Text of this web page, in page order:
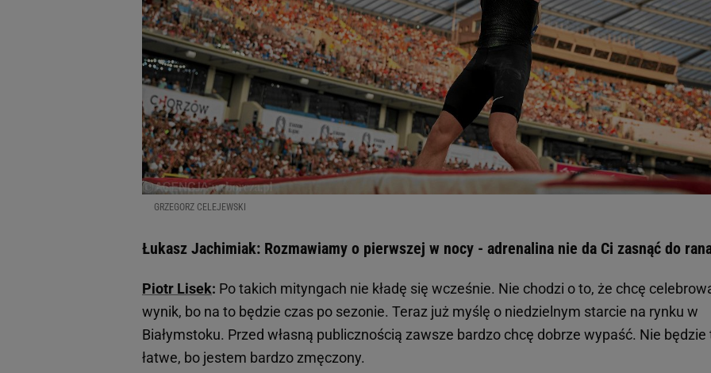
GRZEGORZ CELEJEWSKI
Łukasz Jachimiak: Rozmawiamy o pierwszej w nocy - adrenalina nie da Ci zasnąć do
Piotr Lisek: Po takich mityngach nie kładę się wcześnie. Nie chodzi o to, że chcę
wynik, bo na to będzie czas po sezonie. Teraz już myślę o niedzielnym starcie na rynku w
Białymstoku. Przed własną publicznością zawsze bardzo chcę dobrze wypaść. Nie będzie
łatwe, bo jestem bardzo zmęczony.